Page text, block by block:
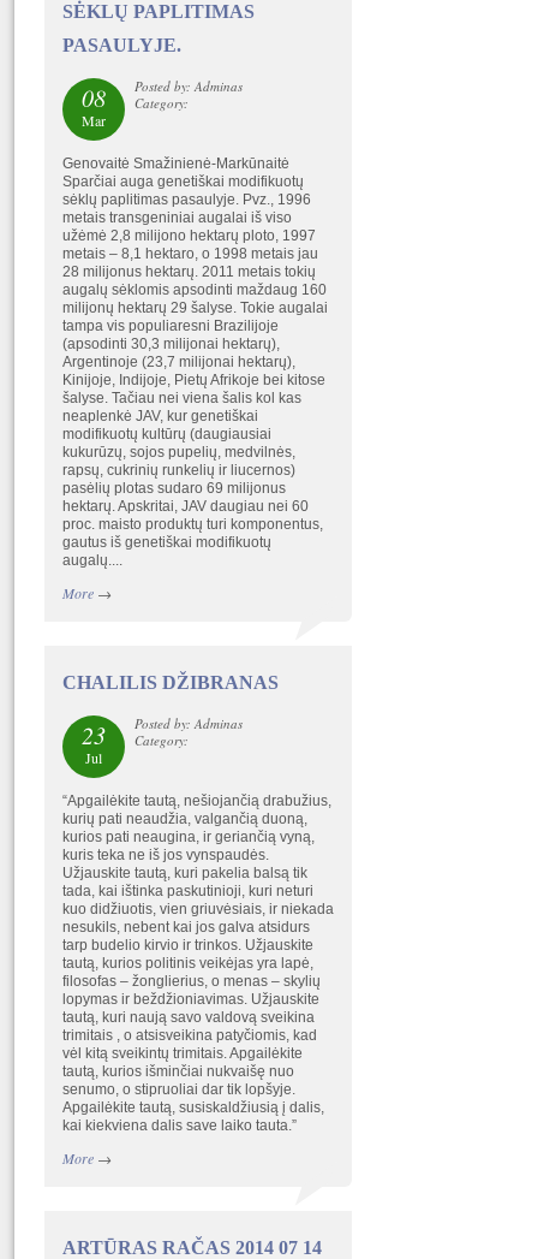
SĖKLŲ PAPLITIMAS
PASAULYJE.
08
Mar
Posted by: Adminas
Category:
Genovaitė Smažinienė-Markūnaitė
Sparčiai auga genetiškai modifikuotų
sėklų paplitimas pasaulyje. Pvz., 1996
metais transgeniniai augalai iš viso
užėmė 2,8 milijono hektarų ploto, 1997
metais – 8,1 hektaro, o 1998 metais jau
28 milijonus hektarų. 2011 metais tokių
augalų sėklomis apsodinti maždaug 160
milijonų hektarų 29 šalyse. Tokie augalai
tampa vis populiaresni Brazilijoje
(apsodinti 30,3 milijonai hektarų),
Argentinoje (23,7 milijonai hektarų),
Kinijoje, Indijoje, Pietų Afrikoje bei kitose
šalyse. Tačiau nei viena šalis kol kas
neaplenkė JAV, kur genetiškai
modifikuotų kultūrų (daugiausiai
kukurūzų, sojos pupelių, medvilnės,
rapsų, cukrinių runkelių ir liucernos)
pasėlių plotas sudaro 69 milijonus
hektarų. Apskritai, JAV daugiau nei 60
proc. maisto produktų turi komponentus,
gautus iš genetiškai modifikuotų
augalų....
More→
CHALILIS DŽIBRANAS
23
Jul
Posted by: Adminas
Category:
“Apgailėkite tautą, nešiojančią drabužius,
kurių pati neaudžia, valgančią duoną,
kurios pati neaugina, ir geriančią vyną,
kuris teka ne iš jos vynspaudės.
Užjauskite tautą, kuri pakelia balsą tik
tada, kai ištinka paskutinioji, kuri neturi
kuo didžiuotis, vien griuvėsiais, ir niekada
nesukils, nebent kai jos galva atsidurs
tarp budelio kirvio ir trinkos. Užjauskite
tautą, kurios politinis veikėjas yra lapė,
filosofas – žonglierius, o menas – skylių
lopymas ir beždžioniavimas. Užjauskite
tautą, kuri naują savo valdovą sveikina
trimitais , o atsisveikina patyčiomis, kad
vėl kitą sveikintų trimitais. Apgailėkite
tautą, kurios išminčiai nukvaišę nuo
senumo, o stipruoliai dar tik lopšyje.
Apgailėkite tautą, susiskaldžiusią į dalis,
kai kiekviena dalis save laiko tauta.”
More→
ARTŪRAS RAČAS 2014 07 14